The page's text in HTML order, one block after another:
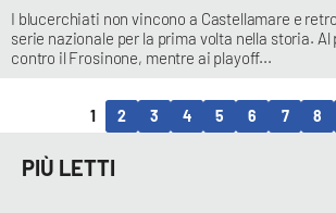
I blucerchiati non vincono a Castellamare e
serie nazionale per la prima volta nella storia.
contro il Frosinone, mentre ai playoff...
1 2 3 4 5 6 7 8
PIÙ LETTI